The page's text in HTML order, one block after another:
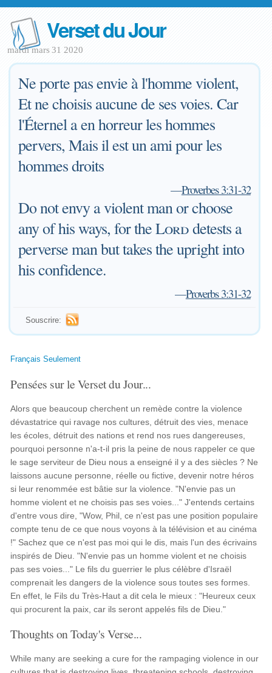
Verset du Jour
mardi mars 31 2020
Ne porte pas envie à l'homme violent,
Et ne choisis aucune de ses voies. Car
l'Éternel a en horreur les hommes
pervers, Mais il est un ami pour les
hommes droits
—Proverbes 3:31-32
Do not envy a violent man or choose
any of his ways, for theLorddetests a
perverse man but takes the upright into
his confidence.
—Proverbs 3:31-32
Souscrire:
Français Seulement
Pensées sur le Verset du Jour...
Alors que beaucoup cherchent un remède contre la violence
dévastatrice qui ravage nos cultures, détruit des vies, menace
les écoles, détruit des nations et rend nos rues dangereuses,
pourquoi personne n'a-t-il pris la peine de nous rappeler ce que
le sage serviteur de Dieu nous a enseigné il y a des siècles ? Ne
laissons aucune personne, réelle ou fictive, devenir notre héros
si leur renommée est bâtie sur la violence. "N'envie pas un
homme violent et ne choisis pas ses voies..." J'entends certains
d'entre vous dire, "Wow, Phil, ce n'est pas une position populaire
compte tenu de ce que nous voyons à la télévision et au cinéma
!" Sachez que ce n'est pas moi qui le dis, mais l'un des écrivains
inspirés de Dieu. "N'envie pas un homme violent et ne choisis
pas ses voies..." Le fils du guerrier le plus célèbre d'Israël
comprenait les dangers de la violence sous toutes ses formes.
En effet, le Fils du Très-Haut a dit cela le mieux : "Heureux ceux
qui procurent la paix, car ils seront appelés fils de Dieu."
Thoughts on Today's Verse...
While many are seeking a cure for the rampaging violence in our